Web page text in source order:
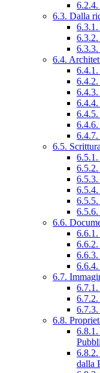
6.3. Dalla
6.3.1.
6.3.2.
6.4.
6.4.1.
6.4.2.
6.4.6.
6.4.7.
6.5.
6.5.1.
6.5.6.
6.6.
6.7.
6.7.1.
6.8.
dalla